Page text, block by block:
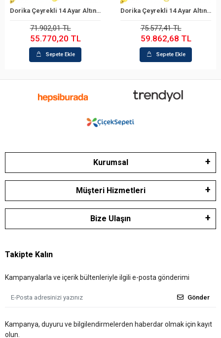
Sepete Ekle
Dorika Çeyrekli 14 Ayar Altın Bileklik
71.902,01 TL
55.770,20 TL
Sepete Ekle
Sepete Ekle
Dorika Çeyrekli 14 Ayar Altın Bileklik
75.577,41 TL
59.862,68 TL
Sepete Ekle
Kurumsal
Müşteri Hizmetleri
Bize Ulaşın
Takipte Kalın
Kampanyalarla ve içerik bültenleriyle ilgili e-posta gönderimi
Gönder
Kampanya, duyuru ve bilgilendirmelerden haberdar olmak için kayıt
olun.